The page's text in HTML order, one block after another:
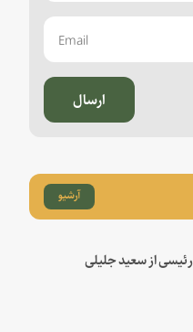
ارسال
آرشیو
از سعید جلیلی